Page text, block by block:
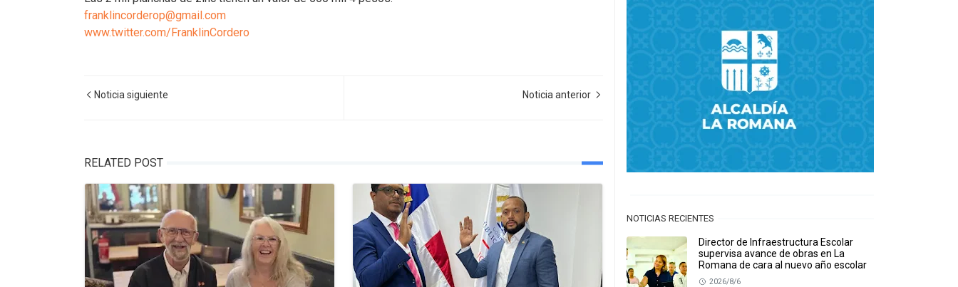
franklincorderop@gmail.com
www.twitter.com/FranklinCordero
Noticia siguiente Noticia anterior
RELATED POST
NOTICIAS RECIENTES
Director de Infraestructura Escolar
supervisa avance de obras en La
Romana de cara al nuevo año escolar
2026/8/6